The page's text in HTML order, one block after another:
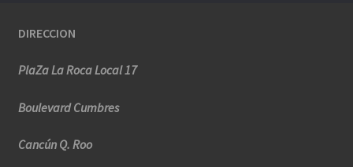
DIRECCION
PlaZa La Roca Local 17
Boulevard Cumbres
Cancún Q. Roo